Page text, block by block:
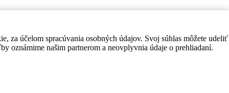
za účelom spracúvania osobných údajov. Svoj súhlas môžete udeliť
oznámime našim partnerom a neovplyvnia údaje o prehliadaní.